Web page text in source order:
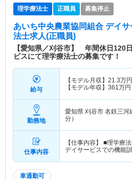
理学療法士 正職員 募集停止
あいち中央農業協同組合 デイ
法士求人(正職員)
【愛知県／刈谷市】 年間休日120
ビスにて理学療法士の募集です！
給与
【モデル月収】 21.3万
【モデル年収】 361万円
勤務地
愛知県 刈谷市 名鉄三河
分）
仕事内容
【仕事内容】 ■理学
デイサービスでの機能
車通勤可